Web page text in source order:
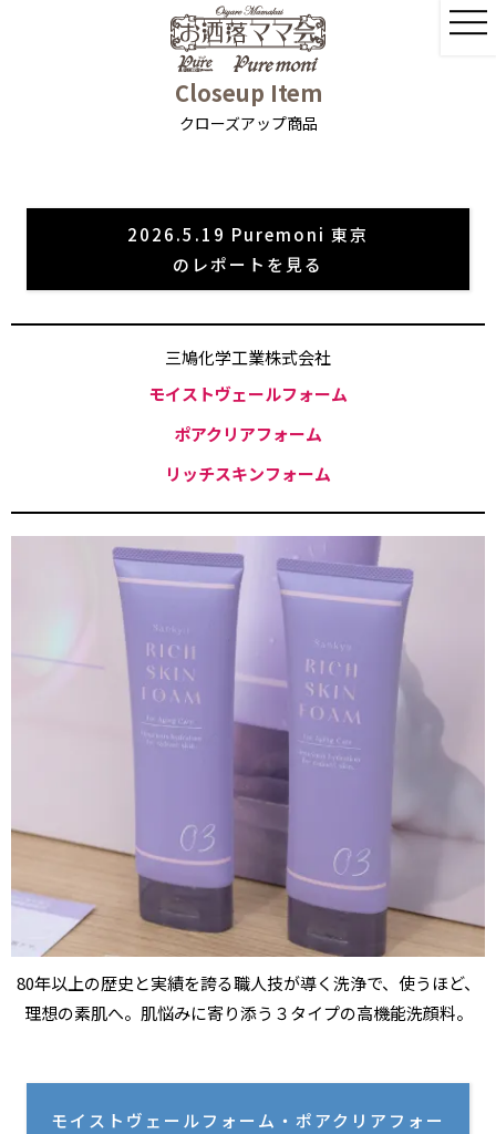
Closeup Item
クローズアップ商品
2026.5.19 Puremoni 東京
のレポートを見る
三鳩化学工業株式会社
モイストヴェールフォーム
ポアクリアフォーム
リッチスキンフォーム
80年以上の歴史と実績を誇る職人技が導く洗浄で、使うほど、
理想の素肌へ。肌悩みに寄り添う３タイプの高機能洗顔料。
モイストヴェールフォーム・ポアクリアフォー